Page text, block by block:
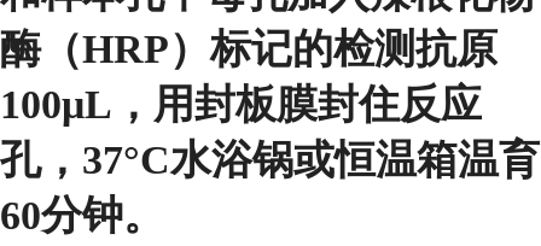
酶（HRP）标记的检测抗原
100μL，用封板膜封住反应
孔，37°C水浴锅或恒温箱温育
60分钟。